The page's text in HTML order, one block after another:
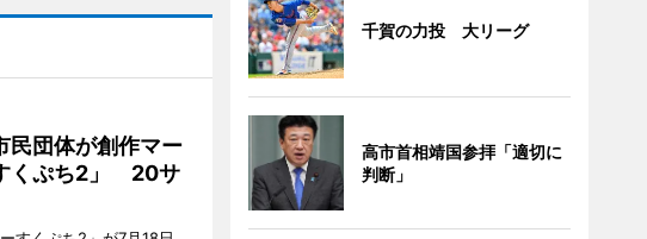
民団体が創作マー
くぷち2」 20サ
千賀の力投 大リーグ
高市首相靖国参拝「適切に
判断」